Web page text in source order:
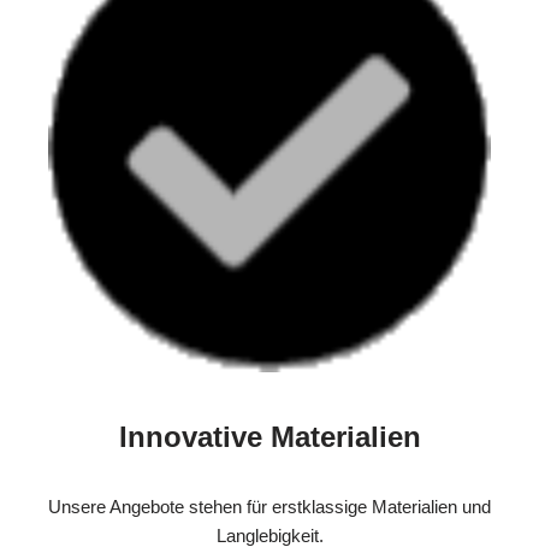
Innovative Materialien
Unsere Angebote stehen für erstklassige Materialien und
Langlebigkeit.